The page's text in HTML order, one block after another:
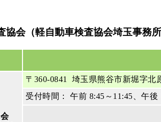
協会（軽自動車検査協会埼玉事務
〒360-0841 埼玉県熊谷市新堀字北
受付時間： 午前 8:45～11:45、午